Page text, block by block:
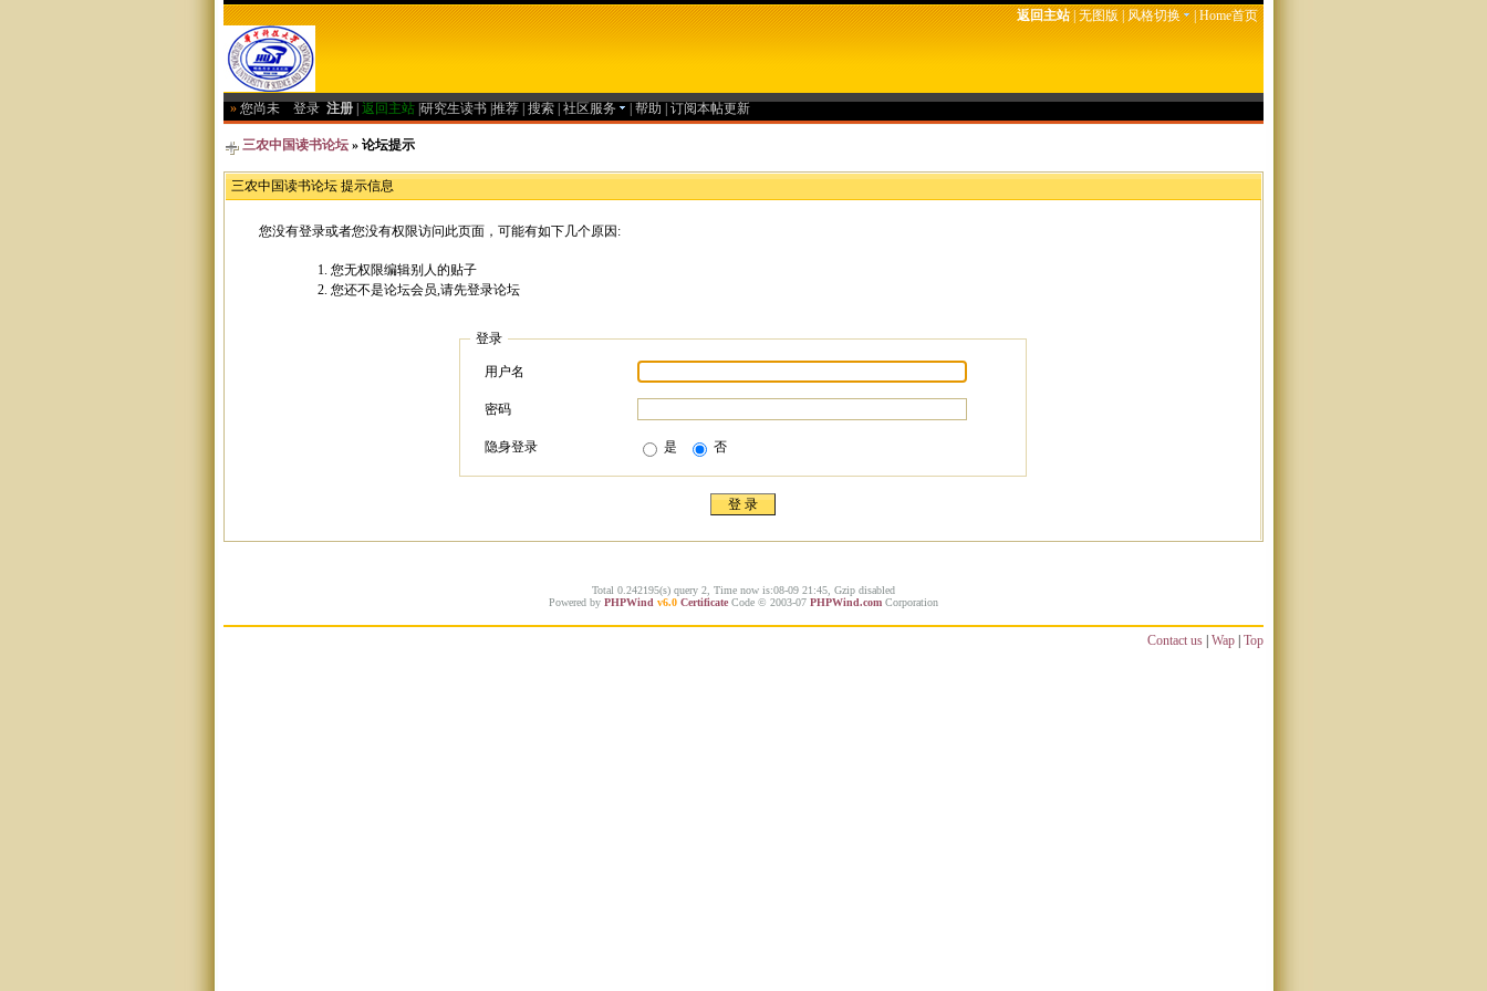
返回主站|无图版|风格切换 |Home首页
» 您尚未 登录 注册 返回主站 研究生读书 推荐 搜索 社区服务 帮助 订阅本帖更新
三农中国读书论坛 » 论坛提示
三农中国读书论坛 提示信息
您没有登录或者您没有权限访问此页面，可能有如下几个原因:
您无权限编辑别人的贴子
您还不是论坛会员,请先登录论坛
登录
用户名
密码
隐身登录 是 否
Total 0.242195(s) query 2, Time now is:08-09 21:45, Gzip disabled
Powered by PHPWind v6.0 Certificate Code © 2003-07 PHPWind.com Corporation
Contact us | Wap | Top